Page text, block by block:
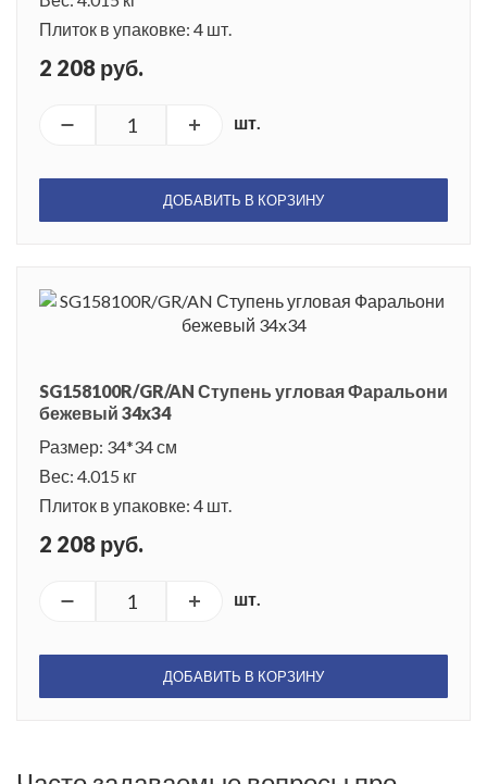
Плиток в упаковке: 4 шт.
2 208 руб.
шт.
ДОБАВИТЬ В КОРЗИНУ
SG158100R/GR/AN Ступень угловая Фаральони
бежевый 34x34
Размер: 34*34 см
Вес: 4.015 кг
Плиток в упаковке: 4 шт.
2 208 руб.
шт.
ДОБАВИТЬ В КОРЗИНУ